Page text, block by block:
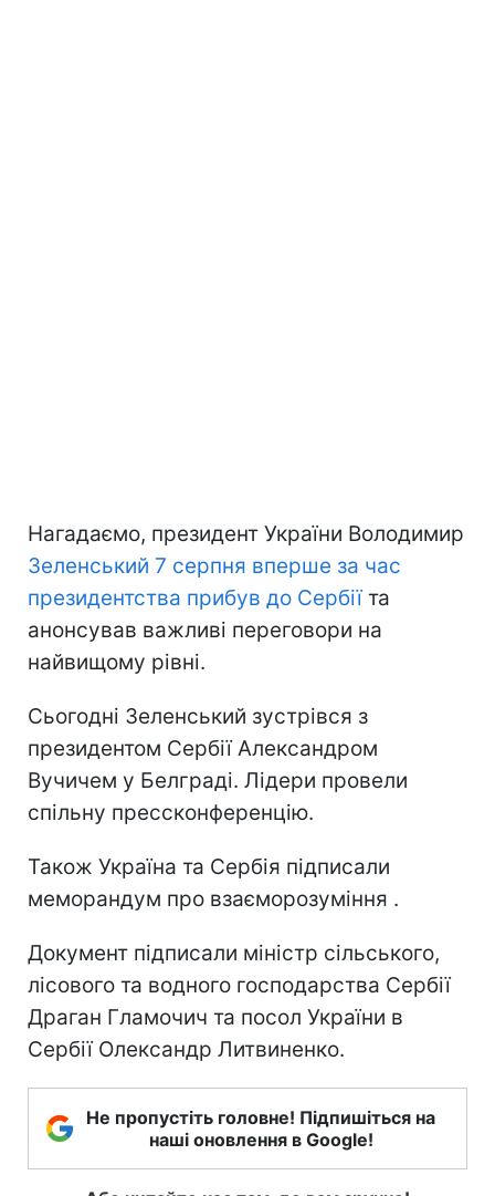
Нагадаємо, президент України Володимир
Зеленський 7 серпня вперше за час
президентства прибув до Сербіїта
анонсував важливі переговори на
найвищому рівні.
Сьогодні Зеленський зустрівся з
президентом Сербії Александром
Вучичем у Белграді. Лідери провели
спільну прессконференцію.
Також Україна та Сербія підписали
меморандум про взаєморозуміння .
Документ підписали міністр сільського,
лісового та водного господарства Сербії
Драган Гламочич та посол України в
Сербії Олександр Литвиненко.
Не пропустіть головне! Підпишіться на
наші оновлення в Google!